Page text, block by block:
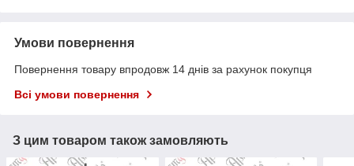
Умови повернення
Повернення товару впродовж 14 днів за рахунок покупця
Всі умови повернення
З цим товаром також замовляють